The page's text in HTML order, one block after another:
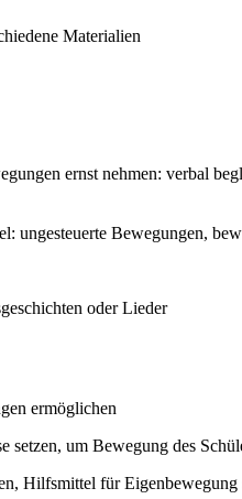
Materialien
ernst nehmen: verbal
ungesteuerte Bewegungen,
oder Lieder
ermöglichen
setzen, um Bewegung des
Hilfsmittel für Eigenbewegung